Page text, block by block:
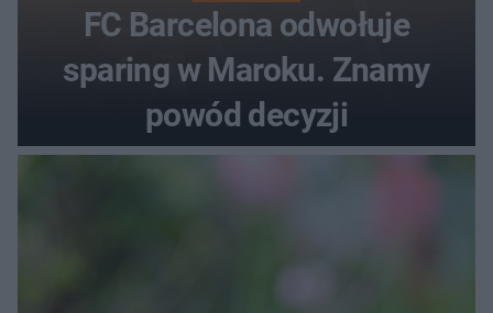
FC Barcelona odwołuje
sparing w Maroku. Znamy
powód decyzji